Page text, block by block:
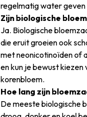
regelmatig water
Zijn biologische
Ja. Biologische
die eruit groeien ook
met neonicotinoïden of
en kun je bewust
korenbloem.
Hoe lang zijn
De meeste biologische